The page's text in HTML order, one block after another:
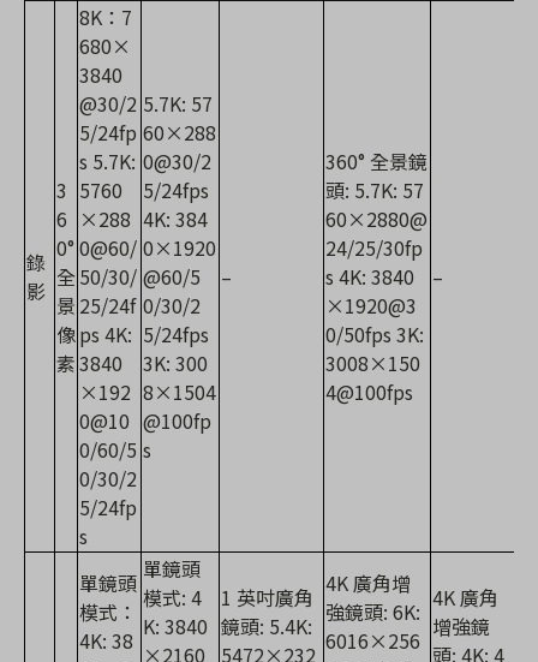
錄
影
3
6
0°
全
景
像
素
8K：7
680×
3840
@30/2
5/24fp
s 5.7K:
5760
×288
0@60/
50/30/
25/24f
ps 4K:
3840
×192
0@10
0/60/5
0/30/2
5/24fp
s
5.7K: 57
60×288
0@30/2
5/24fps
4K: 384
0×1920
@60/5
0/30/2
5/24fps
3K: 300
8×1504
@100fp
s
–
360° 全景鏡
頭: 5.7K: 57
60×2880@
24/25/30fp
s 4K: 3840
×1920@3
0/50fps 3K:
3008×150
4@100fps
–
單鏡頭
模式：
4K: 38
單鏡頭
模式: 4
K: 3840
×2160
1 英吋廣角
鏡頭: 5.4K:
5472×232
4K 廣角增
強鏡頭: 6K:
6016×256
4K 廣角
增強鏡
頭: 4K: 4